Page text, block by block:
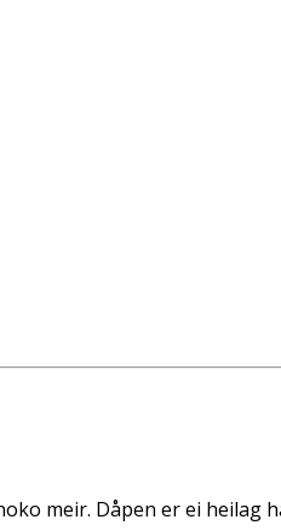
meir. Dåpen er ei heilag